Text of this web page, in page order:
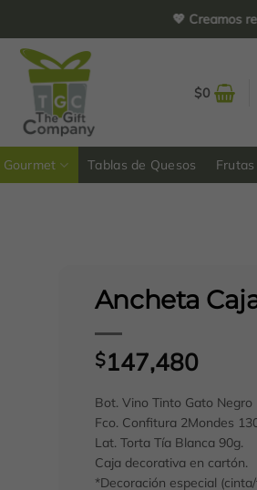
💖 Creamos
$0
Tablas de Quesos Frutas
Ancheta
$147,480
Bot. Vino Tinto Gato Negro
Fco. Confitura 2Mondes
Lat. Torta Tía Blanca 90g.
Caja decorativa en cartón.
*Decoración especial